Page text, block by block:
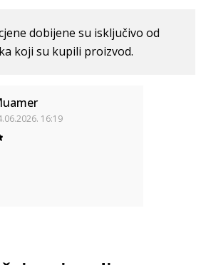
dobijene su isključivo od
koji su kupili proizvod.
16:19